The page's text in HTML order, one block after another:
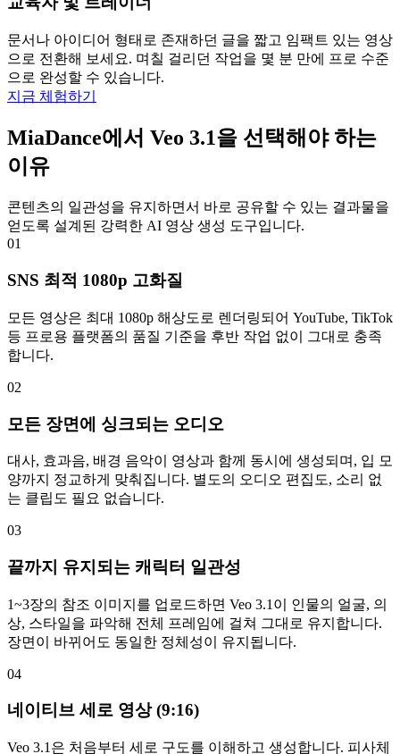
문서나 아이디어 형태로 존재하던 글을 짧고 임팩트 있는 영상
으로 전환해 보세요. 며칠 걸리던 작업을 몇 분 만에 프로 수준
으로 완성할 수 있습니다.
지금 체험하기
MiaDance에서 Veo 3.1을 선택해야 하는
이유
콘텐츠의 일관성을 유지하면서 바로 공유할 수 있는 결과물을
얻도록 설계된 강력한 AI 영상 생성 도구입니다.
01
SNS 최적 1080p 고화질
모든 영상은 최대 1080p 해상도로 렌더링되어 YouTube, TikTok
등 프로용 플랫폼의 품질 기준을 후반 작업 없이 그대로 충족
합니다.
02
모든 장면에 싱크되는 오디오
대사, 효과음, 배경 음악이 영상과 함께 동시에 생성되며, 입 모
양까지 정교하게 맞춰집니다. 별도의 오디오 편집도, 소리 없
는 클립도 필요 없습니다.
03
끝까지 유지되는 캐릭터 일관성
1~3장의 참조 이미지를 업로드하면 Veo 3.1이 인물의 얼굴, 의
상, 스타일을 파악해 전체 프레임에 걸쳐 그대로 유지합니다.
장면이 바뀌어도 동일한 정체성이 유지됩니다.
04
네이티브 세로 영상 (9:16)
Veo 3.1은 처음부터 세로 구도를 이해하고 생성합니다. 피사체